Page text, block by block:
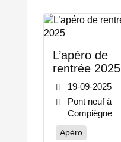
L’apéro de
rentrée 2025
19-09-2025
Pont neuf à
Compiègne
Apéro